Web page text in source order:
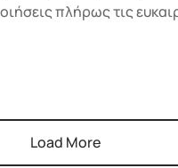
πλήρως τις
Load More